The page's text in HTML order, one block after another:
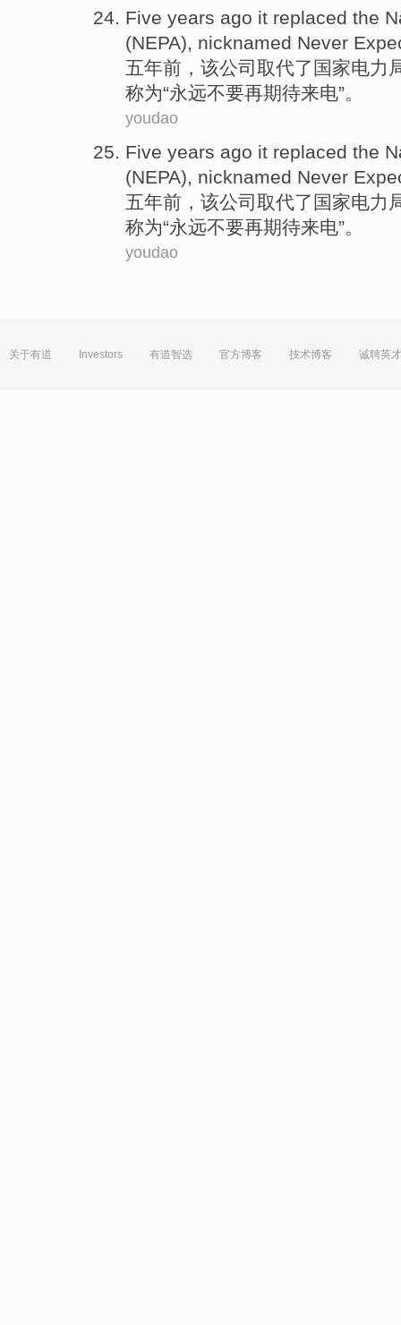
Five years ago it replaced the
(NEPA), nicknamed Never
五年前 ， 该公司 取代了 国家电力
称为“永远不要再期待来电”。
youdao
Five years ago it replaced the
(NEPA), nicknamed Never
五年前 ， 该公司 取代了 国家电力
称为“永远不要再期待来电”。
youdao
关于有道 Investors 有道智选 官方博客 技术博客 诚聘英才